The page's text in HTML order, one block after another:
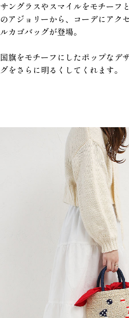
サングラスやスマイルをモチーフ
のアジョリーから、コーデにアク
ルカゴバッグが登場。
国旗をモチーフにしたポップなデ
グをさらに明るくしてくれます。